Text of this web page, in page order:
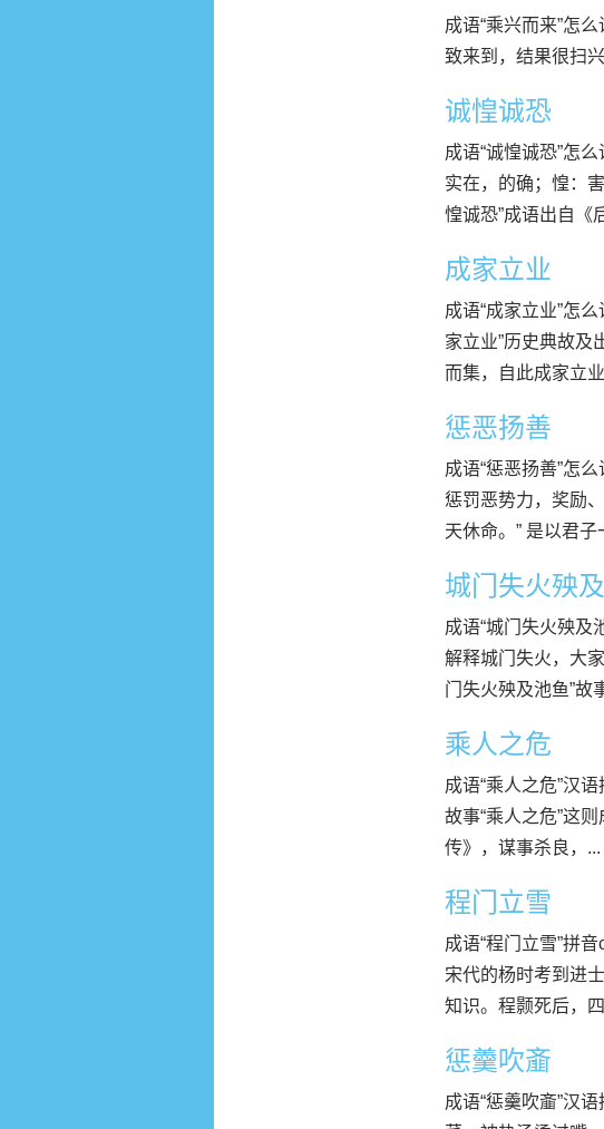
成语“乘兴而来”怎
致来到，结果很扫
诚惶诚恐
成语“诚惶诚恐”怎
实在，的确；惶：
惶诚恐”成语出自《
成家立业
成语“成家立业”怎
家立业”历史典故
而集，自此成家立
惩恶扬善
成语“惩恶扬善”怎
惩罚恶势力，奖励
天休命。” 是以君子
城门失火殃
成语“城门失火殃及
解释城门失火，大
门失火殃及池鱼”故
乘人之危
成语“乘人之危”汉
故事“乘人之危”这
传》，谋事杀良，...
程门立雪
成语“程门立雪”拼
宋代的杨时考到进
知识。程颢死后，
惩羹吹齑
成语“惩羹吹齑”汉